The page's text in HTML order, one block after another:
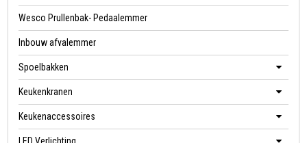
Wesco Prullenbak- Pedaalemmer
Inbouw afvalemmer
Spoelbakken
Keukenkranen
Keukenaccessoires